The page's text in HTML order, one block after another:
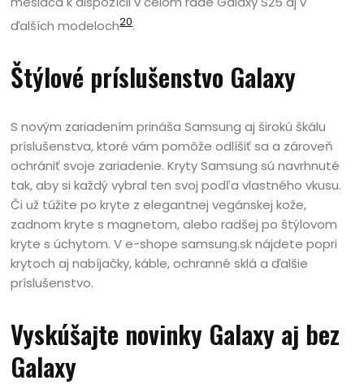
ďalších modeloch20.
Štýlové príslušenstvo Galaxy
S novým zariadením prináša Samsung aj širokú škálu
príslušenstva, ktoré vám pomôže odlíšiť sa a zároveň
ochrániť svoje zariadenie. Kryty Samsung sú navrhnuté
tak, aby si každý vybral ten svoj podľa vlastného vkusu.
Či už túžite po kryte z elegantnej vegánskej kože,
zadnom kryte s magnetom, alebo radšej po štýlovom
kryte s úchytom. V e-shope samsung.sk nájdete popri
krytoch aj nabíjačky, káble, ochranné sklá a ďalšie
príslušenstvo.
Vyskúšajte novinky Galaxy aj bez
Galaxy